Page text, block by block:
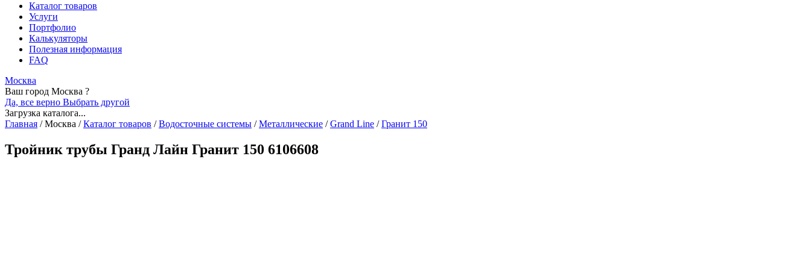
Каталог товаров
Услуги
Портфолио
Калькуляторы
Полезная информация
FAQ
Москва
Ваш город Москва ?
Да, все верно Выбрать другой
Загрузка каталога...
Главная /Москва / Каталог товаров / Водосточные системы / Металлические / Grand Line / Гранит 150
Тройник трубы Гранд Лайн Гранит 150 6106608